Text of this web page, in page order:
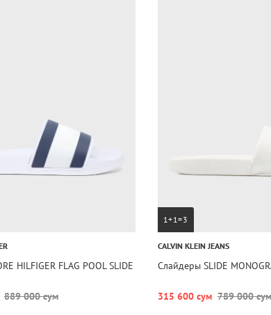
HILFIGER FLAG POOL SLIDE
889 000 сум
1+1=3
CALVIN KLEIN JEANS
Слайдеры SLIDE
315 600 сум 789 000 сум